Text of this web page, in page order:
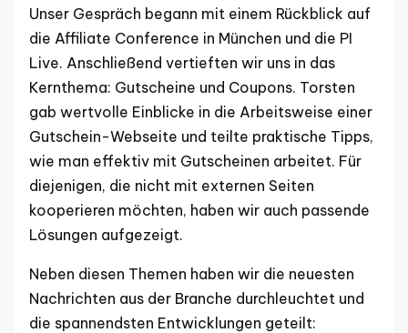
Unser Gespräch begann mit einem Rückblick auf
die Affiliate Conference in München und die PI
Live. Anschließend vertieften wir uns in das
Kernthema: Gutscheine und Coupons. Torsten
gab wertvolle Einblicke in die Arbeitsweise einer
Gutschein-Webseite und teilte praktische Tipps,
wie man effektiv mit Gutscheinen arbeitet. Für
diejenigen, die nicht mit externen Seiten
kooperieren möchten, haben wir auch passende
Lösungen aufgezeigt.
Neben diesen Themen haben wir die neuesten
Nachrichten aus der Branche durchleuchtet und
die spannendsten Entwicklungen geteilt: